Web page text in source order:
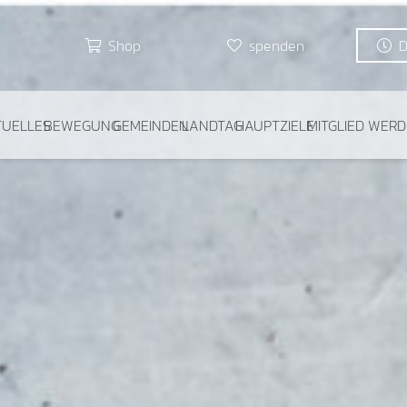
Shop spenden
BEWEGUNGGEMEINDENLANDTAGHAUPTZIELEMITGLIED